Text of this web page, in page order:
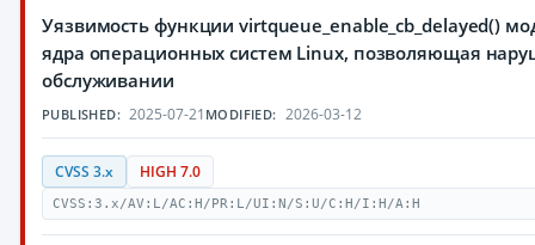
Уязвимость функции virtqueue_enable_cb_delayed()
ядра операционных систем Linux, позволяющая
обслуживании
PUBLISHED: 2025-07-21 MODIFIED: 2026-03-12
CVSS 3.x HIGH 7.0
CVSS:3.x/AV:L/AC:H/PR:L/UI:N/S:U/C:H/I:H/A:H